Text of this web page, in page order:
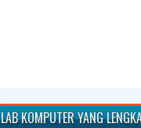
LAB KOMPUTER YANG